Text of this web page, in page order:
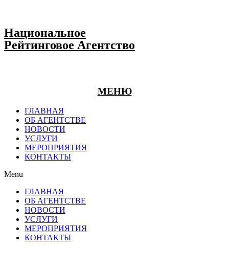
Национальное
Рейтинговое Агентство
МЕНЮ
ГЛАВНАЯ
ОБ АГЕНТСТВЕ
НОВОСТИ
УСЛУГИ
МЕРОПРИЯТИЯ
КОНТАКТЫ
Menu
ГЛАВНАЯ
ОБ АГЕНТСТВЕ
НОВОСТИ
УСЛУГИ
МЕРОПРИЯТИЯ
КОНТАКТЫ